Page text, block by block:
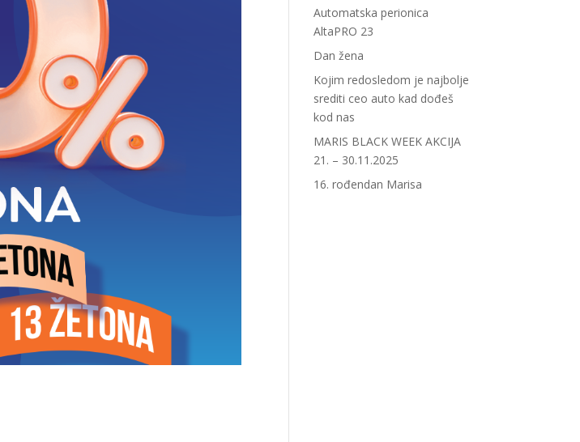
Automatska perionica
AltaPRO 23
Dan žena
Kojim redosledom je najbolje
srediti ceo auto kad dođeš
kod nas
MARIS BLACK WEEK AKCIJA
21. – 30.11.2025
16. rođendan Marisa